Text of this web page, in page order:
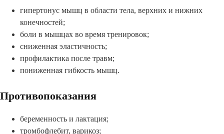
гипертонус мышц в области тела, верхних и нижних
конечностей;
боли в мышцах во время тренировок;
сниженная эластичность;
профилактика после травм;
пониженная гибкость мышц.
Противопоказания
беременность и лактация;
тромбофлебит, варикоз;